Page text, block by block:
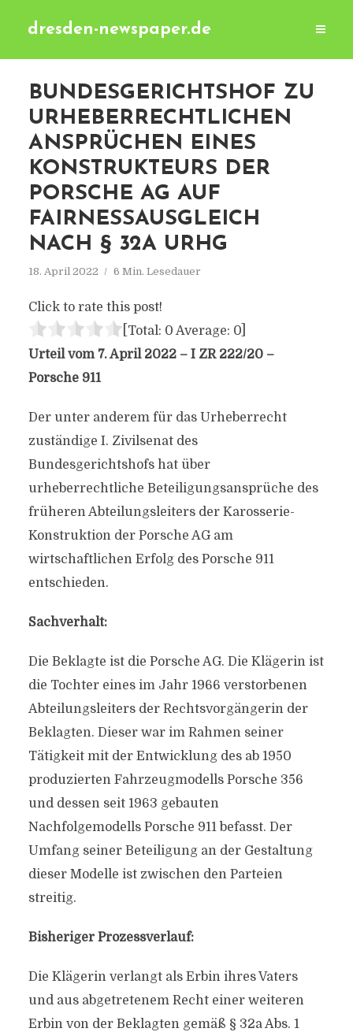
dresden-newspaper.de
BUNDESGERICHTSHOF ZU
URHEBERRECHTLICHEN
ANSPRÜCHEN EINES
KONSTRUKTEURS DER
PORSCHE AG AUF
FAIRNESSAUSGLEICH
NACH § 32A URHG
18. April 2022 6 Min. Lesedauer
Click to rate this post!
[Total: 0 Average: 0]
Urteil vom 7. April 2022 – I ZR 222/20 –
Porsche 911
Der unter anderem für das Urheberrecht
zuständige I. Zivilsenat des
Bundesgerichtshofs hat über
urheberrechtliche Beteiligungsansprüche des
früheren Abteilungsleiters der Karosserie-
Konstruktion der Porsche AG am
wirtschaftlichen Erfolg des Porsche 911
entschieden.
Sachverhalt:
Die Beklagte ist die Porsche AG. Die Klägerin ist
die Tochter eines im Jahr 1966 verstorbenen
Abteilungsleiters der Rechtsvorgängerin der
Beklagten. Dieser war im Rahmen seiner
Tätigkeit mit der Entwicklung des ab 1950
produzierten Fahrzeugmodells Porsche 356
und dessen seit 1963 gebauten
Nachfolgemodells Porsche 911 befasst. Der
Umfang seiner Beteiligung an der Gestaltung
dieser Modelle ist zwischen den Parteien
streitig.
Bisheriger Prozessverlauf:
Die Klägerin verlangt als Erbin ihres Vaters
und aus abgetretenem Recht einer weiteren
Erbin von der Beklagten gemäß § 32a Abs. 1